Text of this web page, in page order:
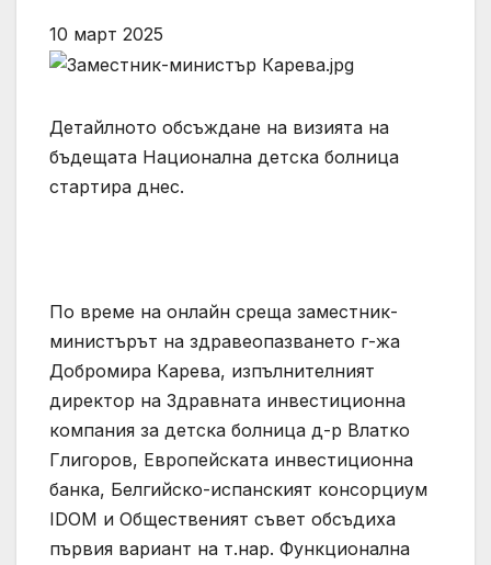
10 март 2025
Детайлното обсъждане на визията на
бъдещата Национална детска болница
стартира днес.
По време на онлайн среща заместник-
министърът на здравеопазването г-жа
Добромира Карева, изпълнителният
директор на Здравната инвестиционна
компания за детска болница д-р Влатко
Глигоров, Европейската инвестиционна
банка, Белгийско-испанският консорциум
IDOM и Общественият съвет обсъдиха
първия вариант на т.нар. Функционална